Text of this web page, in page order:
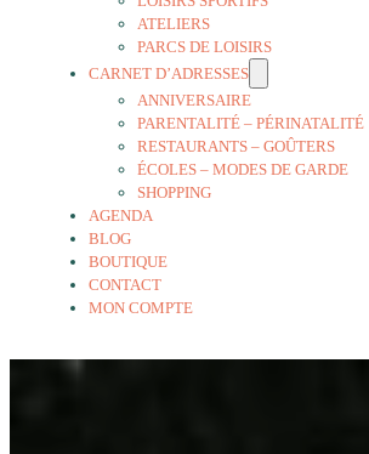
ATELIERS
PARCS DE LOISIRS
CARNET D’ADRESSES
ANNIVERSAIRE
PARENTALITÉ – PÉRINATALITÉ
RESTAURANTS – GOÛTERS
ÉCOLES – MODES DE GARDE
SHOPPING
AGENDA
BLOG
BOUTIQUE
CONTACT
MON COMPTE